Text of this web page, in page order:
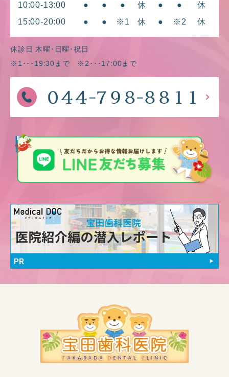
10:00-13:00 ● ● ● 休 ● ●
休
15:00-20:00
● ● ※1 休 ● ※2 休
休診日 木曜･日曜･祝日
※1･･･19:30まで ※2･･･17:00まで